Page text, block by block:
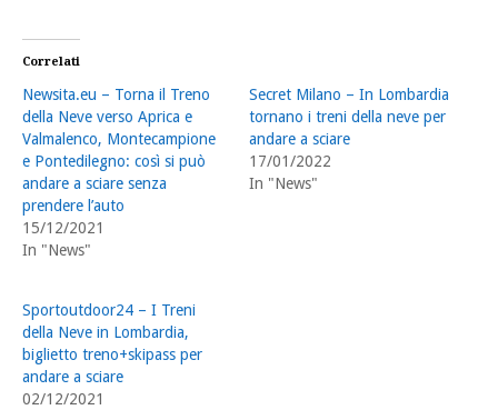
Correlati
Newsita.eu – Torna il Treno
della Neve verso Aprica e
Valmalenco, Montecampione
e Pontedilegno: così si può
andare a sciare senza
prendere l’auto
15/12/2021
In "News"
Secret Milano – In Lombardia
tornano i treni della neve per
andare a sciare
17/01/2022
In "News"
Sportoutdoor24 – I Treni
della Neve in Lombardia,
biglietto treno+skipass per
andare a sciare
02/12/2021